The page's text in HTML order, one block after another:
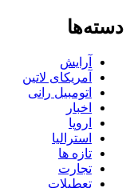
دسته‌ها
آرایش
آمریکای لاتین
اتومبیل رانی
اخبار
اروپا
استرالیا
تازه ها
تجارت
تعطیلات